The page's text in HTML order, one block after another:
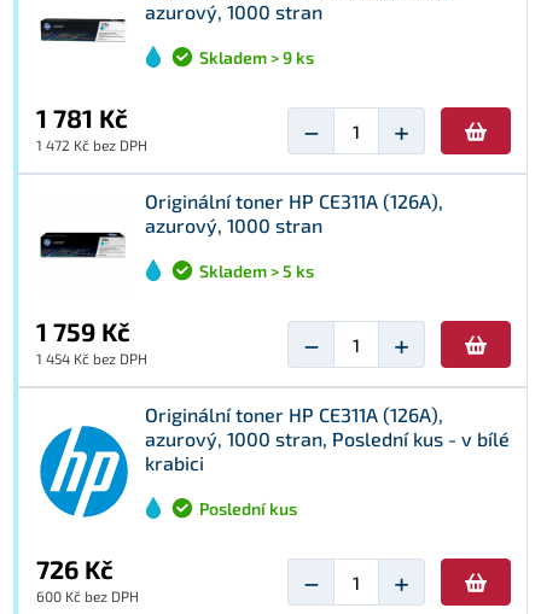
azurový, 1000 stran
Skladem > 9 ks
1 781 Kč
1 472 Kč bez DPH − +
Originální toner HP CE311A (126A),
azurový, 1000 stran
Skladem > 5 ks
1 759 Kč
1 454 Kč bez DPH − +
Originální toner HP CE311A (126A),
azurový, 1000 stran, Poslední kus - v bílé
krabici
Poslední kus
726 Kč
600 Kč bez DPH − +